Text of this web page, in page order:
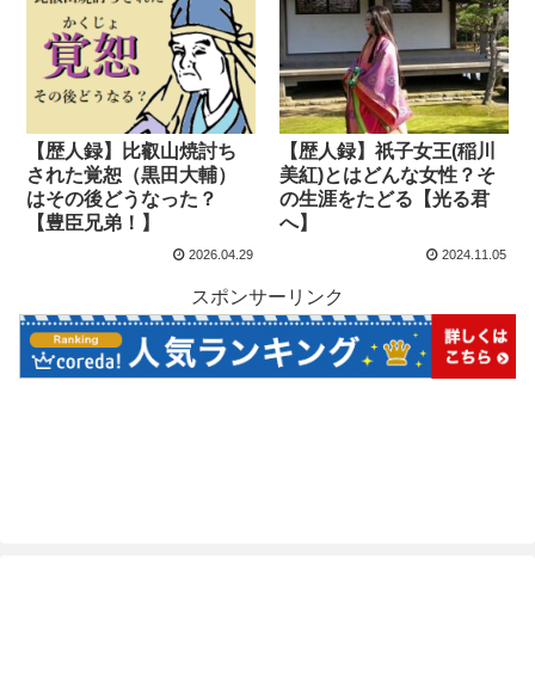
【歴人録】比叡山焼討ち
された覚恕（黒田大輔）
はその後どうなった？
【豊臣兄弟！】
2026.04.29
【歴人録】祇子女王(稲川
美紅)とはどんな女性？そ
の生涯をたどる【光る君
へ】
2024.11.05
スポンサーリンク